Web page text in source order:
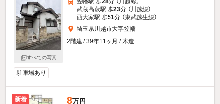
すべての写真
笠幡駅 歩28分 （川越線）
武蔵高萩駅 歩23分 （川越線）
西大家駅 歩51分 （東武越生線）
埼玉県川越市大字笠幡
2階建 / 39年11ヶ月 / 木造
駐車場あり
新着 8万円